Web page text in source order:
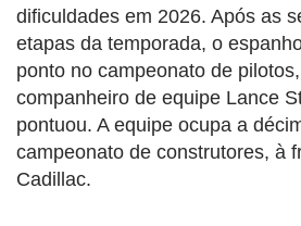
dificuldades em 2026. Após as
etapas da temporada, o
ponto no campeonato de
companheiro de equipe Lance
pontuou. A equipe ocupa a
campeonato de construtores, à
Cadillac.